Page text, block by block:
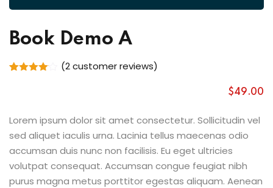
Book Demo A
on
customer
ratings
(2customer reviews)
$49.00
Lorem ipsum dolor sit amet consectetur. Sollicitudin vel
sed aliquet iaculis urna. Lacinia tellus maecenas odio
accumsan duis nunc non facilisis. Eu eget ultricies
volutpat consequat. Accumsan congue feugiat nibh
purus magna metus porttitor egestas aliquam. Aenean